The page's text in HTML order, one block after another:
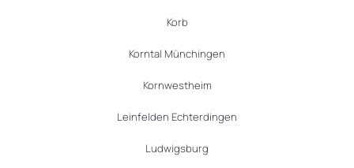
Korb
Korntal Münchingen
Kornwestheim
Leinfelden Echterdingen
Ludwigsburg